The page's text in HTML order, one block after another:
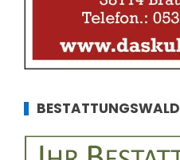
BESTATTUNGSWALD